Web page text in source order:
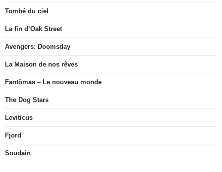
Tombé du ciel
La fin d’Oak Street
Avengers: Doomsday
La Maison de nos rêves
Fantômas – Le nouveau monde
The Dog Stars
Leviticus
Fjord
Soudain